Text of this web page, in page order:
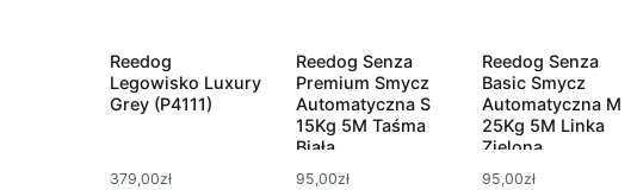
Reedog
Legowisko Luxury
Grey (P4111)
379,00zł
Reedog Senza
Premium Smycz
Automatyczna S
15Kg 5M Taśma
Biała
95,00zł
Reedog Senza
Basic Smycz
Automatyczna M
25Kg 5M Linka
Zielona
95,00zł